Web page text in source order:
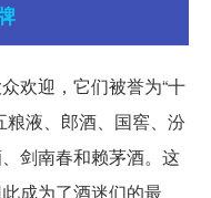
欢迎，它们被誉为“十
粮液、郎酒、国窖、汾
剑南春和赖茅酒。这
成为了酒迷们的最